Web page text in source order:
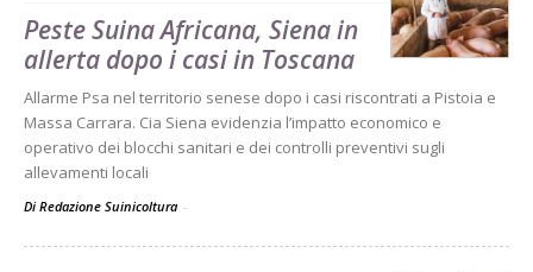
Peste Suina Africana, Siena in
allerta dopo i casi in Toscana
Allarme Psa nel territorio senese dopo i casi riscontrati a Pistoia e
Massa Carrara. Cia Siena evidenzia l’impatto economico e
operativo dei blocchi sanitari e dei controlli preventivi sugli
allevamenti locali
Di Redazione Suinicoltura -